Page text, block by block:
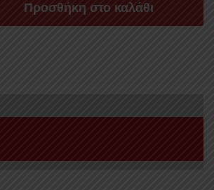
Προσθήκη στο καλάθι